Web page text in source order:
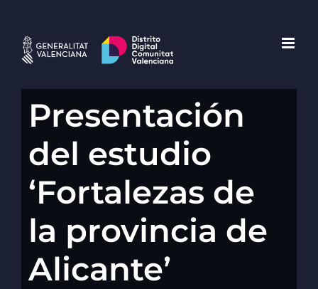
contenido
Presentación
del estudio
‘Fortalezas de
la provincia de
Alicante’